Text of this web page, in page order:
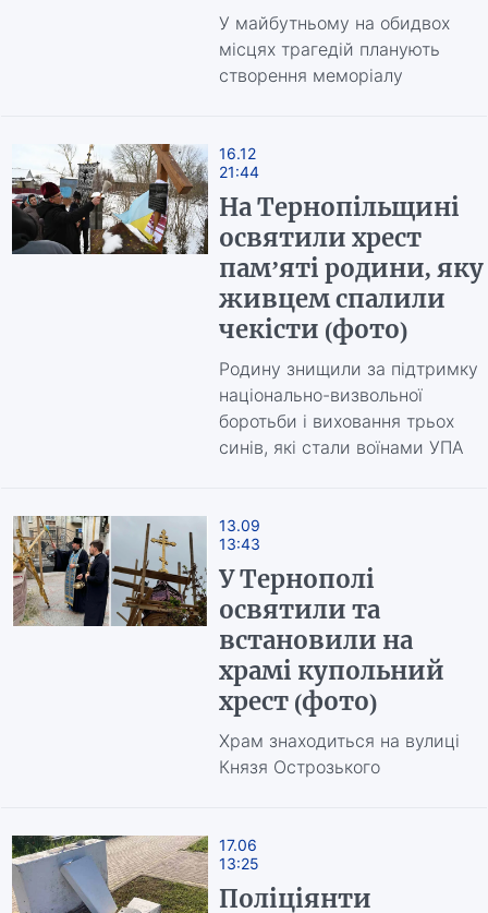
У майбутньому на обидвох
місцях трагедій планують
створення меморіалу
16.12
21:44
На Тернопільщині
освятили хрест
пам’яті родини, яку
живцем спалили
чекісти (фото)
Родину знищили за підтримку
національно-визвольної
боротьби і виховання трьох
синів, які стали воїнами УПА
13.09
13:43
У Тернополі
освятили та
встановили на
храмі купольний
хрест (фото)
Храм знаходиться на вулиці
Князя Острозького
17.06
13:25
Поліціянти